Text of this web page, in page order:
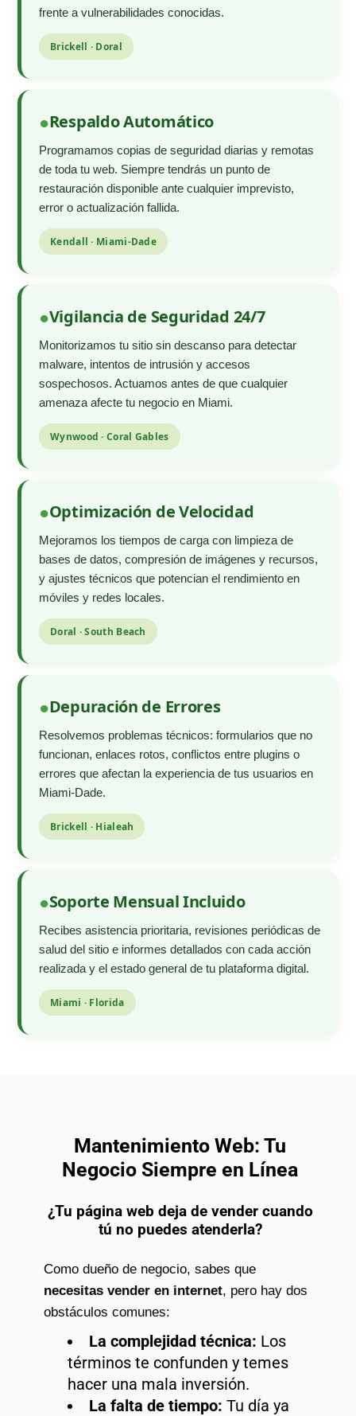
frente a vulnerabilidades conocidas.
Brickell · Doral
Respaldo Automático
Programamos copias de seguridad diarias y remotas
de toda tu web. Siempre tendrás un punto de
restauración disponible ante cualquier imprevisto,
error o actualización fallida.
Kendall · Miami-Dade
Vigilancia de Seguridad 24/7
Monitorizamos tu sitio sin descanso para detectar
malware, intentos de intrusión y accesos
sospechosos. Actuamos antes de que cualquier
amenaza afecte tu negocio en Miami.
Wynwood · Coral Gables
Optimización de Velocidad
Mejoramos los tiempos de carga con limpieza de
bases de datos, compresión de imágenes y recursos,
y ajustes técnicos que potencian el rendimiento en
móviles y redes locales.
Doral · South Beach
Depuración de Errores
Resolvemos problemas técnicos: formularios que no
funcionan, enlaces rotos, conflictos entre plugins o
errores que afectan la experiencia de tus usuarios en
Miami-Dade.
Brickell · Hialeah
Soporte Mensual Incluido
Recibes asistencia prioritaria, revisiones periódicas de
salud del sitio e informes detallados con cada acción
realizada y el estado general de tu plataforma digital.
Miami · Florida
Mantenimiento Web: Tu
Negocio Siempre en Línea
¿Tu página web deja de vender cuando
tú no puedes atenderla?
Como dueño de negocio, sabes que
necesitas vender en internet, pero hay dos
obstáculos comunes:
La complejidad técnica: Los
términos te confunden y temes
hacer una mala inversión.
La falta de tiempo: Tu día ya